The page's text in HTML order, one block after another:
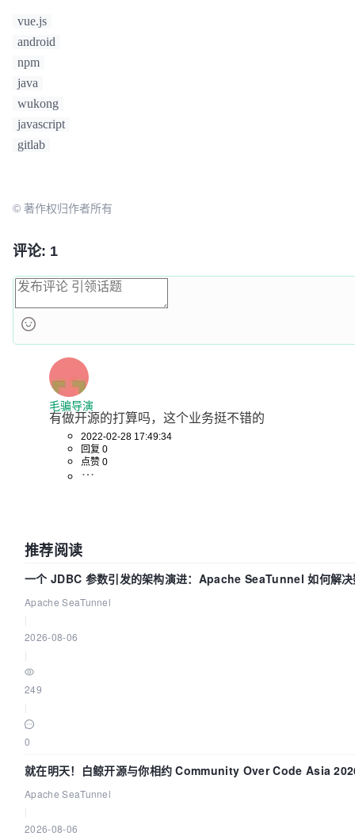
vue.js
android
npm
java
wukong
javascript
gitlab
© 著作权归作者所有
评论: 1
毛骗导演
有做开源的打算吗，这个业务挺不错的
2022-02-28 17:49:34
回复 0
点赞 0
推荐阅读
一个 JDBC 参数引发的架构演进：Apache SeaTunnel 如何解
Apache SeaTunnel
2026-08-06
249
0
就在明天！白鲸开源与你相约 Community Over Code Asia
Apache SeaTunnel
2026-08-06